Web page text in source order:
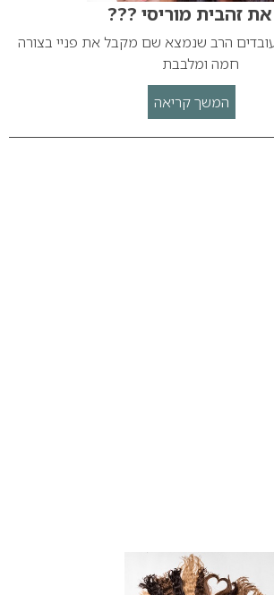
זהבית מוריסי ???
הרב שנמצא שם מקבל את פניי בצורה
חמה ומלבבת
המשך קריאה